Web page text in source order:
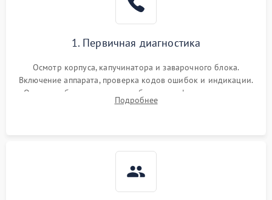
1. Первичная диагностика
Осмотр корпуса, капучинатора и заварочного блока.
Включение аппарата, проверка кодов ошибок и индикации.
Оценка работы помпы, термоблока и кофемолки на слух.
Измерение температуры и давления воды для выявления
Подробнее